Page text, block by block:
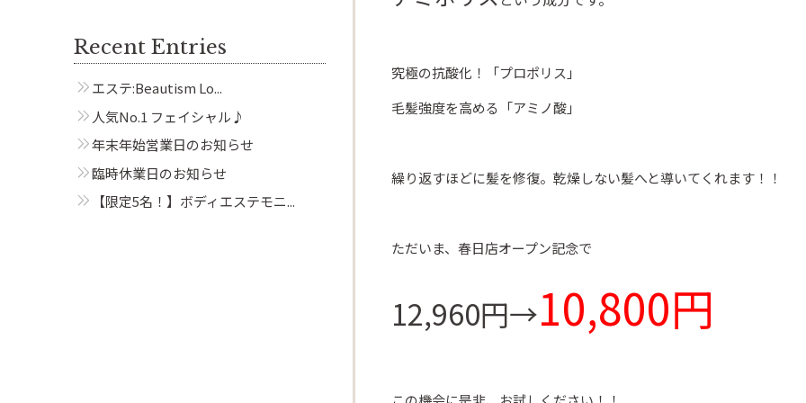
究極の抗酸化！「プロポリス」
毛髪強度を高める「アミノ酸」
繰り返すほどに髪を修復。乾燥しない髪へと導いてくれます！！
ただいま、春日店オープン記念で
12,960円→10,800円
Recent Entries
エステ:Beautism Lo...
人気No.1 フェイシャル♪
年末年始営業日のお知らせ
臨時休業日のお知らせ
【限定5名！】ボディエステモニ...
Beautism
茗荷谷店
Beautism
本郷三丁目店